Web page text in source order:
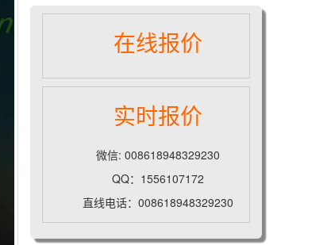
在线报价
实时报价
微信: 008618948329230
QQ：1556107172
直线电话：008618948329230